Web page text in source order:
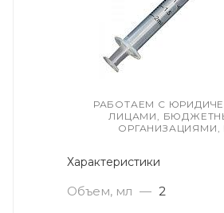
РАБОТАЕМ С
ЛИЦАМИ,
ОРГАНИЗАЦИЯМИ,
Характеристики
Объем, мл — 2